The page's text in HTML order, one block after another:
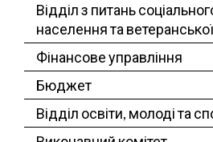
Відділ з питань
населення та
Фінансове управління
Бюджет
Відділ освіти, молоді та